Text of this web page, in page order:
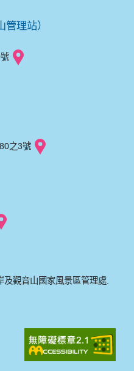
理站）
之3號
觀音山國家風景區管理處.